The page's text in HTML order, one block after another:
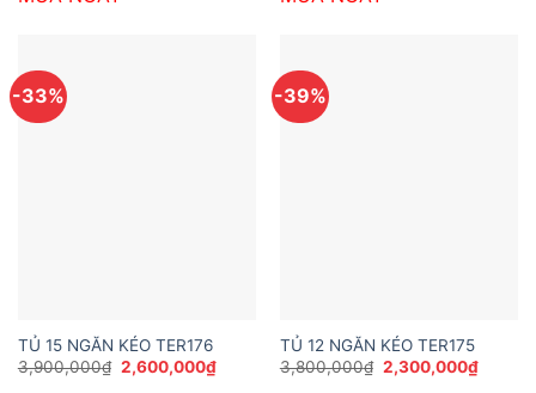
-33%
TỦ 15 NGĂN KÉO TER176
3,900,000₫ Giá
gốc
2,600,000₫Giá
hiện
-39%
TỦ 12 NGĂN KÉO TER175
3,800,000₫ Giá
gốc
2,300,000₫Giá
hiện